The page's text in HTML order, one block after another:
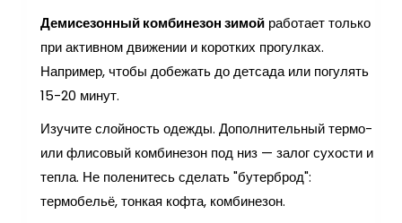
Демисезонный комбинезон зимой работает только
при активном движении и коротких прогулках.
Например, чтобы добежать до детсада или погулять
15-20 минут.
Изучите слойность одежды. Дополнительный термо-
или флисовый комбинезон под низ — залог сухости и
тепла. Не поленитесь сделать "бутерброд":
термобельё, тонкая кофта, комбинезон.